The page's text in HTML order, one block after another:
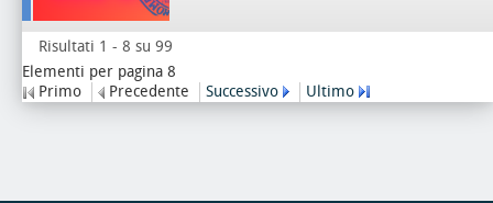
Risultati 1 - 8 su 99
Elementi per pagina 8
Primo
Precedente Successivo Ultimo